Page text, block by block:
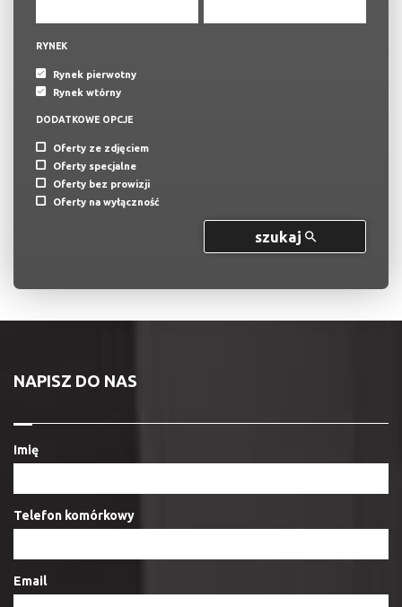
RYNEK
Rynek pierwotny
Rynek wtórny
DODATKOWE OPCJE
Oferty ze zdjęciem
Oferty specjalne
Oferty bez prowizji
Oferty na wyłączność
szukaj
NAPISZ DO NAS
Imię
Telefon komórkowy
Email